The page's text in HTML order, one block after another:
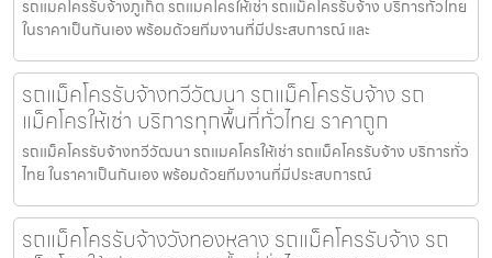
รถแมคโครรับจ้างภูเก็ต รถแมคโครให้เช่า รถแม็คโครรับจ้าง บริการทั่วไทย
ในราคาเป็นกันเอง พร้อมด้วยทีมงานที่มีประสบการณ์ และ
รถแม็คโครรับจ้างทวีวัฒนา รถแม็คโครรับจ้าง รถ
แม็คโครให้เช่า บริการทุกพื้นที่ทั่วไทย ราคาถูก
รถแม็คโครรับจ้างทวีวัฒนา รถแมคโครให้เช่า รถแม็คโครรับจ้าง บริการทั่ว
ไทย ในราคาเป็นกันเอง พร้อมด้วยทีมงานที่มีประสบการณ์
รถแม็คโครรับจ้างวังทองหลาง รถแม็คโครรับจ้าง รถ